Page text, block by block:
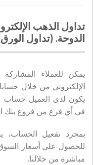
تداول الذهب
الدوحة. (تداول
يمكن للعملاء
الإلكتروني من خلال
يكون لدى العميل حساب
في أي فرع من فروع بنك
بمجرد تفعيل الحساب،
للحصول على أسعار السوق
مباشرة من خلالنا.